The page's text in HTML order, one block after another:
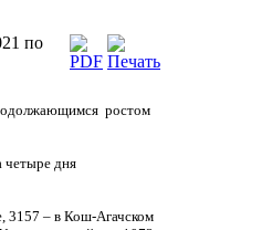
по
ростом
четыре дня
3157 – в Кош-Агачском